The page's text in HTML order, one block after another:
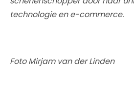
technologie en e-commerce.
Foto Mirjam van der Linden